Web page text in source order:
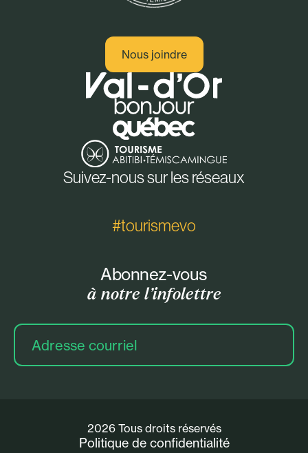
Nous joindre
Suivez-nous sur les réseaux
#tourismevo
Abonnez-vous
à notre l’infolettre
Adresse
courriel
2026 Tous droits réservés
Politique de confidentialité